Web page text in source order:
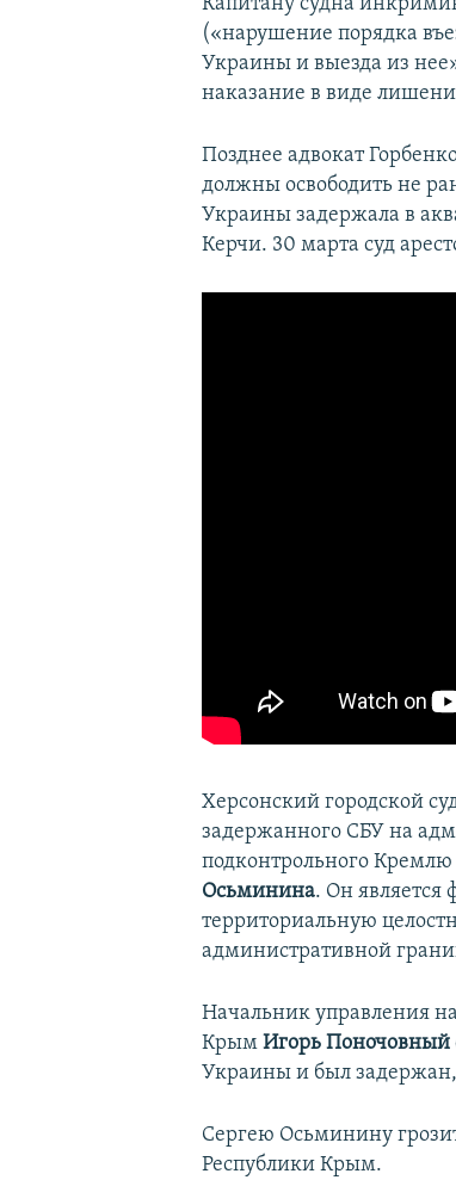
(«нарушение порядка
Украины и выезда из
наказание в виде
Позднее адвокат
должны освободить не
Украины задержала в
Керчи. 30 марта суд
Херсонский городской
задержанного СБУ на
подконтрольного Кремлю
Осьминина. Он является
территориальную
административной
Начальник управления
КрымИгорь Поночовный
Украины и был задержан,
Сергею Осьминину
Республики Крым.